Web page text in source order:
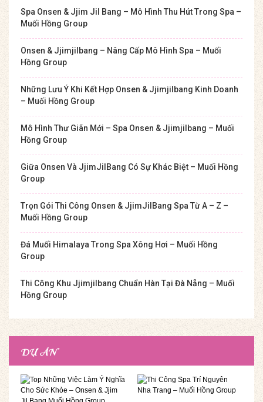
Spa Onsen & Jjim Jil Bang – Mô Hình Thu Hút Trong Spa –
Muối Hồng Group
Onsen & Jjimjilbang – Nâng Cấp Mô Hình Spa – Muối
Hồng Group
Những Lưu Ý Khi Kết Hợp Onsen & Jjimjilbang Kinh Doanh
– Muối Hồng Group
Mô Hình Thư Giãn Mới – Spa Onsen & Jjimjilbang – Muối
Hồng Group
Giữa Onsen Và JjimJilBang Có Sự Khác Biệt – Muối Hồng
Group
Trọn Gói Thi Công Onsen & JjimJilBang Spa Từ A – Z –
Muối Hồng Group
Đá Muối Himalaya Trong Spa Xông Hơi – Muối Hồng
Group
Thi Công Khu Jjimjilbang Chuẩn Hàn Tại Đà Nẵng – Muối
Hồng Group
DỰ ÁN